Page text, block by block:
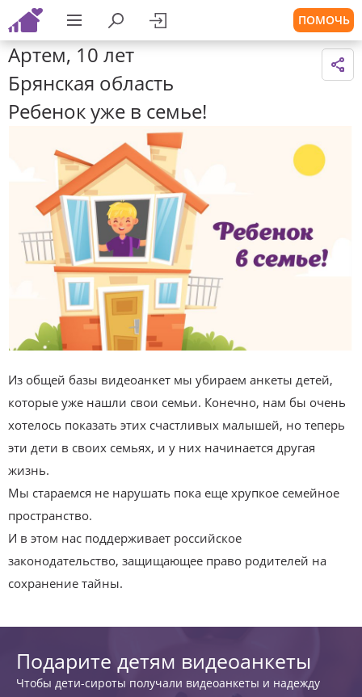
ПОМОЧЬ
Артем, 10 лет
Брянская область
Ребенок уже в семье!
Из общей базы видеоанкет мы убираем анкеты детей,
которые уже нашли свои семьи. Конечно, нам бы очень
хотелось показать этих счастливых малышей, но теперь
эти дети в своих семьях, и у них начинается другая
жизнь.
Мы стараемся не нарушать пока еще хрупкое семейное
пространство.
И в этом нас поддерживает российское
законодательство, защищающее право родителей на
сохранение тайны.
Подарите детям видеоанкеты
Чтобы дети-сироты получали видеоанкеты и надежду